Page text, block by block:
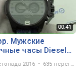
Мужские
часы Diesel
2016 635 переглядів